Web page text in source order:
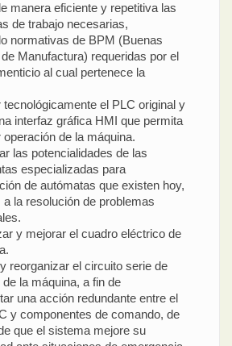
manera eficiente y repetitiva las
de trabajo necesarias,
normativas de BPM (Buenas
Manufactura) requeridas por el
al cual pertenece la
tecnológicamente el PLC original y
interfaz gráfica HMI que permita
operación de la máquina.
las potencialidades de las
especializadas para
de autómatas que existen hoy,
a la resolución de problemas
y mejorar el cuadro eléctrico de
reorganizar el circuito serie de
la máquina, a fin de
una acción redundante entre el
y componentes de comando, de
que el sistema mejore su